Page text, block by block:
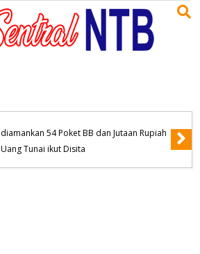
diamankan 54 Poket BB dan Jutaan Rupiah
Uang Tunai ikut Disita